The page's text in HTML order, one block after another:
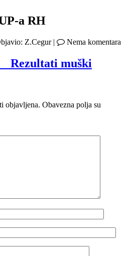
a RH
Z.Cegur | Nema komentara
Rezultati muški
objavljena. Obavezna polja su